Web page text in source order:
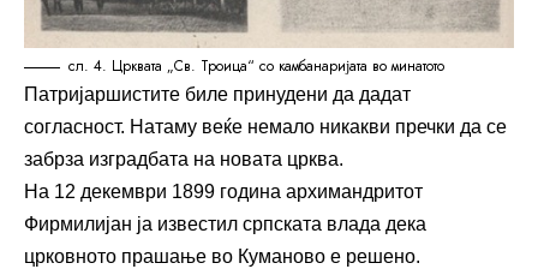
сл. 4. Црквата „Св. Троица“ со камбанаријата во минатото
Патријаршистите биле принудени да дадат
согласност. Натаму веќе немало никакви пречки да се
забрза изградбата на новата црква.
На 12 декември 1899 година архимандритот
Фирмилијан ја известил српската влада дека
црковното прашање во Куманово е решено.